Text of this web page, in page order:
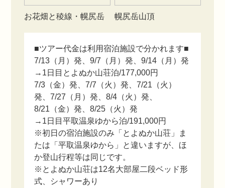
お花畑と稜線・幌尻岳 幌尻岳山頂
■ツアー代金は利用宿泊施設で分かれます■
7/13（月）発、9/7（月）発、9/14（月）発
→1日目とよぬか山荘泊/177,000円
7/3（金）発、7/7（火）発、7/21（火）
発、7/27（月）発、8/4（火）発、
8/21（金）発、8/25（火）発
→1日目平取温泉ゆから泊/191,000円
※初日の宿泊施設のみ「とよぬか山荘」ま
たは「平取温泉ゆから」と違いますが、ほ
か登山行程等は同じです。
※とよぬか山荘は12名大部屋二段ベッド形
式、シャワーあり